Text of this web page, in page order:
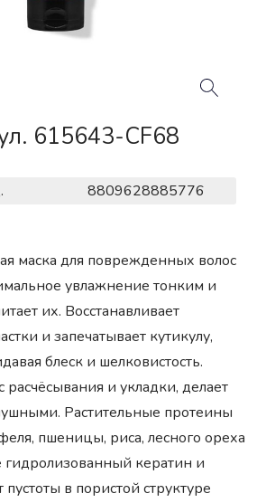
615643-CF68
8809628885776
маска для поврежденных волос
увлажнение тонким и
их. Восстанавливает
и запечатывает кутикулу,
блеск и шелковистость.
расчёсывания и укладки, делает
Растительные протеины
пшеницы, риса, лесного ореха
кератин и
в пористой структуре